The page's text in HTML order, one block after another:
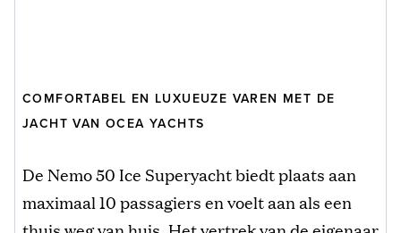
COMFORTABEL EN LUXUEUZE VAREN MET DE
JACHT VAN OCEA YACHTS
De Nemo 50 Ice Superyacht biedt plaats aan
maximaal 10 passagiers en voelt aan als een